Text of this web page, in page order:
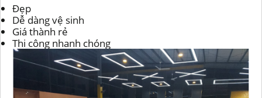
Đẹp
Dễ dàng vệ sinh
Giá thành rẻ
Thi công nhanh chóng